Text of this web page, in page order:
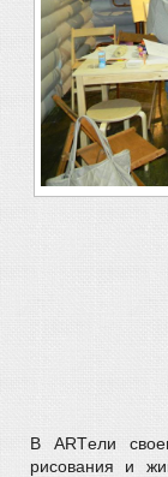
В АRTели
рисования и